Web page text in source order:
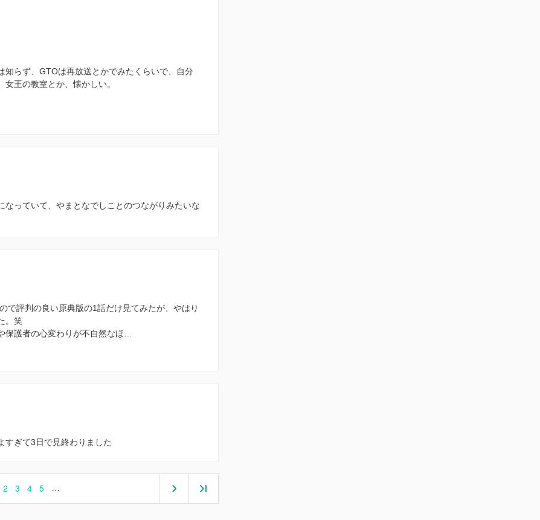
知らず、GTOは再放送とかでみたくらいで、自分
王の教室とか、懐かしい。
っていて、やまとなでしことのつながりみたいな
で評判の良い原典版の1話だけ見てみたが、やはり
。笑
護者の心変わりが不自然なほ…
すぎて3日で見終わりました
2 3 4 5